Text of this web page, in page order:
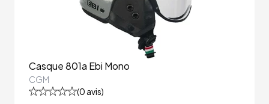
Casque 801a Ebi Mono
CGM
(0 avis)